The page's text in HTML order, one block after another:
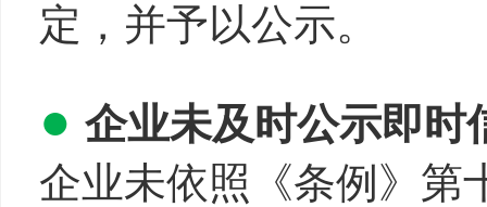
定，并予以公示。
● 企业未及时公示即时
企业未依照《条例》第